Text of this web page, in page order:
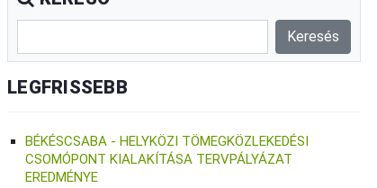
LEGFRISSEBB
BÉKÉSCSABA - HELYKÖZI TÖMEGKÖZLEKEDÉSI
CSOMÓPONT KIALAKÍTÁSA TERVPÁLYÁZAT
EREDMÉNYE